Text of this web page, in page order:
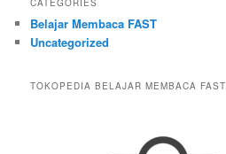
Belajar Membaca FAST
Uncategorized
TOKOPEDIA BELAJAR MEMBACA FAST